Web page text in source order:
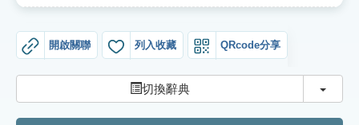
開啟關聯 列入收藏 QRcode分享
切換辭典 切換